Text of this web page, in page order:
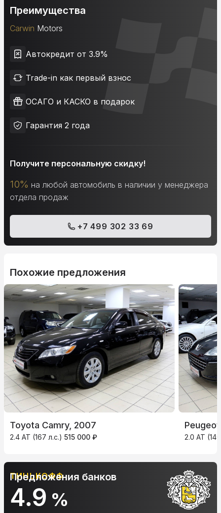
Преимущества
Carwin Motors
Автокредит от 3.9%
Trade-in как первый взнос
ОСАГО и КАСКО в подарок
Гарантия 2 года
Получите персональную скидку!
10% на любой автомобиль в наличии у менеджера
отдела продаж
+7 499 302 33 69
Похожие предложения
Toyota Camry, 2007
2.4 AT (167 л.с.) 515 000 ₽ 2.0 AT
ТИНЬКОФФ
4.9 %
Предложения банков